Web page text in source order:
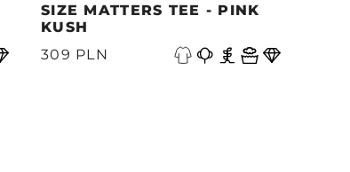
SIZE MATTERS TEE - PINK
KUSH
309 PLN